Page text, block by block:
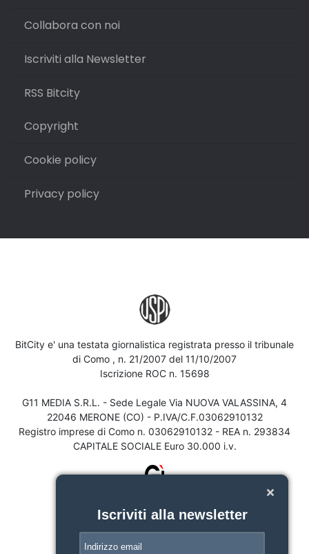
Collabora con noi
Iscriviti alla Newsletter
RSS Bitcity
Copyright
Cookie policy
Privacy policy
BitCity e' una testata giornalistica registrata presso il tribunale
di Como , n. 21/2007 del 11/10/2007
Iscrizione ROC n. 15698
G11 MEDIA S.R.L. - Sede Legale Via NUOVA VALASSINA, 4
22046 MERONE (CO) - P.IVA/C.F.03062910132
Registro imprese di Como n. 03062910132 - REA n. 293834
CAPITALE SOCIALE Euro 30.000 i.v.
Iscriviti alla newsletter